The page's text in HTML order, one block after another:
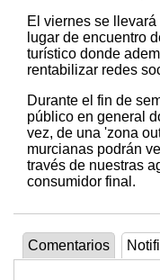
El viernes se
lugar de encuentro
turístico donde
rentabilizar redes
Durante el fin de
público en general
vez, de una 'zona
murcianas podrán
través de nuestras
consumidor final.
Comentarios